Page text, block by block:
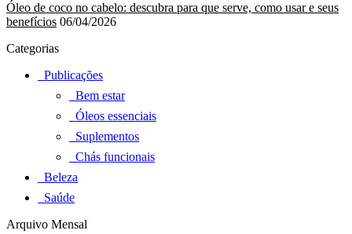
Óleo de coco no cabelo: descubra para que serve, como usar e seus
benefícios 06/04/2026
Categorias
Publicações
Bem estar
Óleos essenciais
Suplementos
Chás funcionais
Beleza
Saúde
Arquivo Mensal